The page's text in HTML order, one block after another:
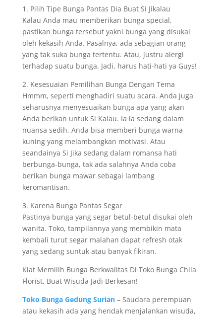
1. Pilih Tipe Bunga Pantas Dia Buat Si Jikalau
Kalau Anda mau memberikan bunga special,
pastikan bunga tersebut yakni bunga yang disukai
oleh kekasih Anda. Pasalnya, ada sebagian orang
yang tak suka bunga tertentu. Atau, justru alergi
terhadap suatu bunga. Jadi, harus hati-hati ya Guys!
2. Kesesuaian Pemilihan Bunga Dengan Tema
Hmmm, seperti menghadiri suatu acara. Anda juga
seharusnya menyesuaikan bunga apa yang akan
Anda berikan untuk Si Kalau. Ia ia sedang dalam
nuansa sedih, Anda bisa memberi bunga warna
kuning yang melambangkan motivasi. Atau
seandainya Si Jika sedang dalam romansa hati
berbunga-bunga, tak ada salahnya Anda coba
berikan bunga mawar sebagai lambang
keromantisan.
3. Karena Bunga Pantas Segar
Pastinya bunga yang segar betul-betul disukai oleh
wanita. Toko, tampilannya yang membikin mata
kembali turut segar malahan dapat refresh otak
yang sedang suntuk atau banyak fikiran.
Kiat Memilih Bunga Berkwalitas Di Toko Bunga Chila
Florist, Buat Wisuda Jadi Berkesan!
Toko Bunga Gedung Surian– Saudara perempuan
atau kekasih ada yang hendak menjalankan wisuda,